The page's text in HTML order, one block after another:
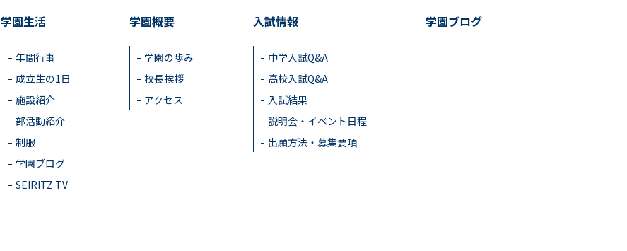
学園生活
年間行事
成立生の1日
施設紹介
部活動紹介
制服
学園ブログ
SEIRITZ TV
学園概要
学園の歩み
校長挨拶
アクセス
入試情報
中学入試Q&A
高校入試Q&A
入試結果
説明会・イベント日程
出願方法・募集要項
学園ブログ